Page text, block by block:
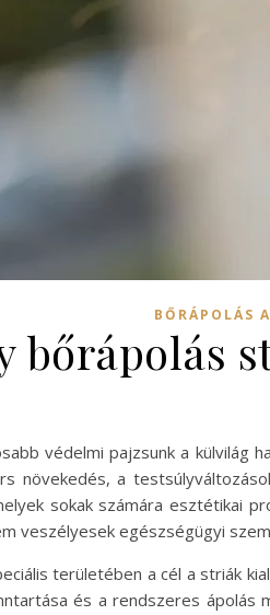
BŐRÁPOLÁS
bőrápolás
védelmi pajzsunk a
növekedés, a
sokak számára esztétikai
veszélyesek egészségügyi
területében a cél a striák
és a rendszeres